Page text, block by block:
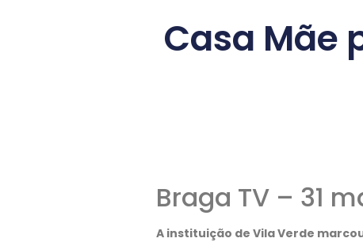
Casa Mãe
Braga TV – 31
A instituição de Vila Verde